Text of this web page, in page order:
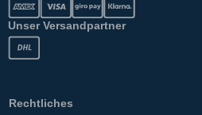
Unser Versandpartner
Rechtliches